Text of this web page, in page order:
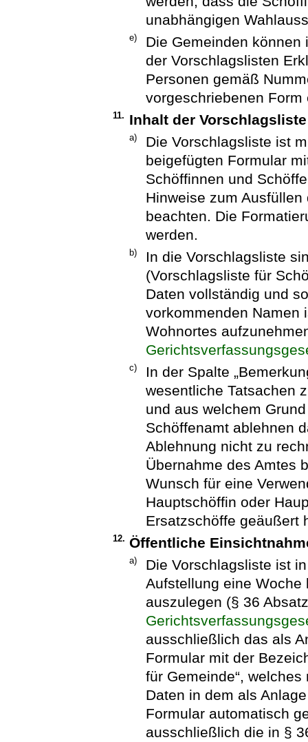
unabhängigen
e)
Die Gemeinden
der Vorschlagslisten
Personen gemäß
vorgeschriebenen Form
11. Inhalt der Vorschlagsliste
a)
Die Vorschlagsliste ist
beigefügten Formular
Schöffinnen und
Hinweise zum
beachten. Die
werden.
b)
In die Vorschlagsliste
(Vorschlagsliste für
Daten vollständig und
vorkommenden Namen
Wohnortes
c)
In der Spalte
wesentliche Tatsachen
und aus welchem
Schöffenamt ablehnen
Ablehnung nicht zu
Übernahme des Amtes
Wunsch für eine
Hauptschöffin oder
Ersatzschöffe geäußert
12. Öffentliche
a)
Die Vorschlagsliste ist
Aufstellung eine
auszulegen (§ 36
ausschließlich das als
Formular mit der
für Gemeinde“,
Daten in dem als
Formular automatisch
ausschließlich die in §